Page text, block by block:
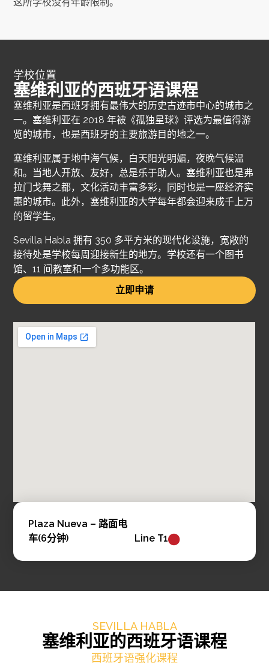
学校位置
塞维利亚的西班牙语课程
塞维利亚是西班牙拥有最伟大的历史古迹市中心的城市之
一。塞维利亚在 2018 年被《孤独星球》评选为最值得游
览的城市，也是西班牙的主要旅游目的地之一。
塞维利亚属于地中海气候，白天阳光明媚，夜晚气候温
和。当地人开放、友好，总是乐于助人。塞维利亚也是弗
拉门戈舞之都，文化活动丰富多彩，同时也是一座经济实
惠的城市。此外，塞维利亚的大学每年都会迎来成千上万
的留学生。
Sevilla Habla 拥有 350 多平方米的现代化设施，宽敞的
接待处是学校每周迎接新生的地方。学校还有一个图书
馆、11 间教室和一个多功能区。
立即申请
Plaza Nueva – 路面电
车(6分钟)
Line T1
SEVILLA HABLA
塞维利亚的西班牙语课程
西班牙语强化课程